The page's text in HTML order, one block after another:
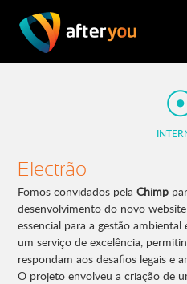
Electrão
Fomos convidados pelaChimp
desenvolvimento do novo
essencial para a gestão ambiental
um serviço de excelência,
respondam aos desafios legais e
O projeto envolveu a criação de